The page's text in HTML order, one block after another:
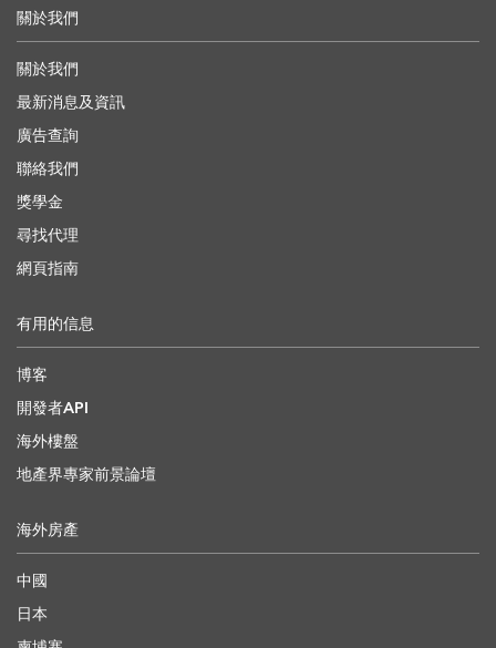
關於我們
關於我們
最新消息及資訊
廣告查詢
聯絡我們
獎學金
尋找代理
網頁指南
有用的信息
博客
開發者API
海外樓盤
地產界專家前景論壇
海外房產
中國
日本